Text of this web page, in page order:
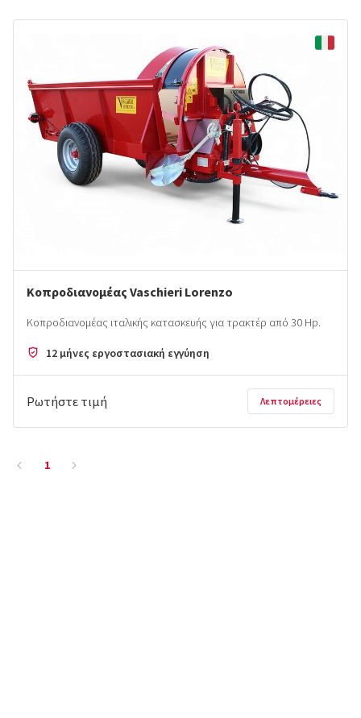
Κοπροδιανομέας Vaschieri Lorenzo
Κοπροδιανομέας ιταλικής κατασκευής για τρακτέρ από 30 Hp.
12 μήνες εργοστασιακή εγγύηση
Ρωτήστε τιμή Λεπτομέρειες
1